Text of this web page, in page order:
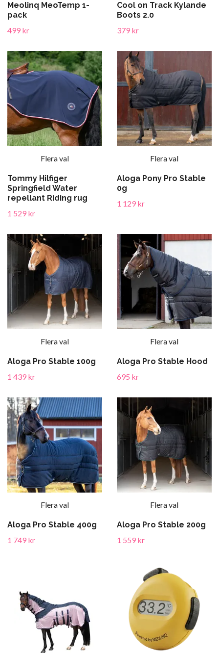
Meolinq MeoTemp 1-
pack
499 kr
Cool on Track Kylande
Boots 2.0
379 kr
Flera val
Tommy Hilfiger
Springfield Water
repellant Riding rug
1 529 kr
Flera val
Aloga Pony Pro Stable
0g
1 129 kr
Flera val
Aloga Pro Stable 100g
1 439 kr
Flera val
Aloga Pro Stable Hood
695 kr
Flera val
Aloga Pro Stable 400g
1 749 kr
Flera val
Aloga Pro Stable 200g
1 559 kr